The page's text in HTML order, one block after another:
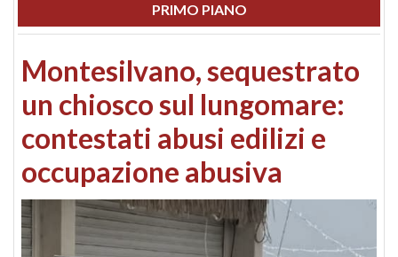
PRIMO PIANO
Montesilvano, sequestrato
un chiosco sul lungomare:
contestati abusi edilizi e
occupazione abusiva